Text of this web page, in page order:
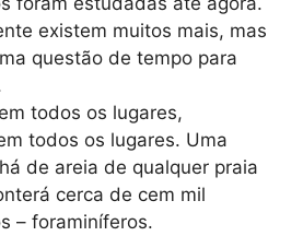
existem muitos mais, mas
questão de tempo para
todos os lugares,
todos os lugares. Uma
de areia de qualquer praia
cerca de cem mil
– foraminíferos.